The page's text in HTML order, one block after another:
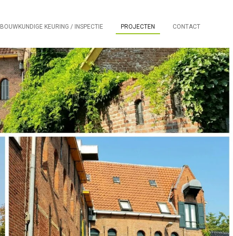
BOUWKUNDIGE KEURING / INSPECTIE PROJECTEN CONTACT